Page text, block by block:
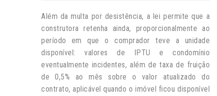
Além da multa por desistência, a lei permite que a
construtora retenha ainda, proporcionalmente ao
período em que o comprador teve a unidade
disponível: valores de IPTU e condomínio
eventualmente incidentes, além de taxa de fruição
de 0,5% ao mês sobre o valor atualizado do
contrato, aplicável quando o imóvel ficou disponível